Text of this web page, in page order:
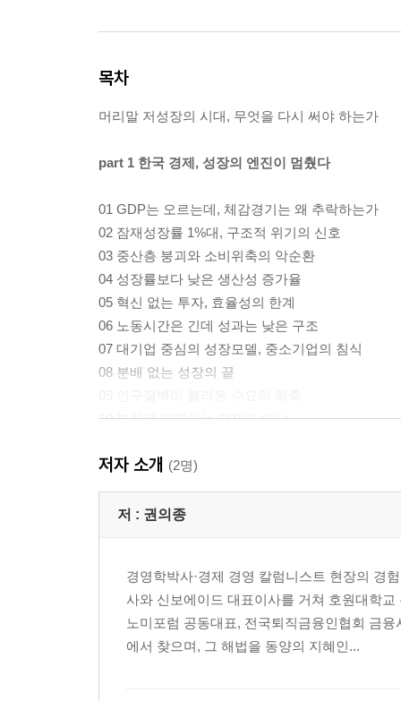
목차
머리말 저성장의 시대, 무엇을 다시 써야 하는가
part 1 한국 경제, 성장의 엔진이 멈췄다
01 GDP는 오르는데, 체감경기는 왜 추락하는가
02 잠재성장률 1%대, 구조적 위기의 신호
03 중산층 붕괴와 소비위축의 악순환
04 성장률보다 낮은 생산성 증가율
05 혁신 없는 투자, 효율성의 한계
06 노동시간은 긴데 성과는 낮은 구조
07 대기업 중심의 성장모델, 중소기업의 침식
08 분배 없는 성장의 끝
10 부채로 연명하는 경제의 민낯
PART ２ 저성장의 뿌리, 어디에서 비롯됐나
01 산업구조 고착화와 신성장동력 부재 063
04 금융의 생산적 자금 배분 실패 077
05 고령화와 생산가능인구의 급감 081
06 부동산 중심의 부의 축적 구조 085
07 기술 추격에서 기술 선도국으로의 이행 실패 089
저자 소개 (2명)
저 : 권의종
경영학박사·경제 경영 칼럼니스트 현장의 경
사와 신보에이드 대표이사를 거쳐 호원대학
노미포럼 공동대표, 전국퇴직금융인협회 금
에서 찾으며, 그 해법을 동양의 지혜인...